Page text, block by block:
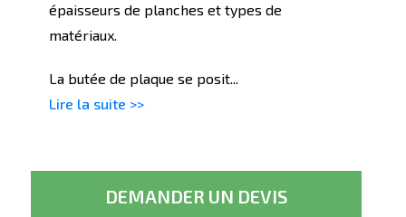
épaisseurs de planches et types de
matériaux.
La butée de plaque se posit...
Lire la suite >>
DEMANDER UN DEVIS